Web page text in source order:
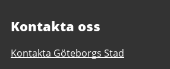
Kontakta oss
Kontakta Göteborgs Stad